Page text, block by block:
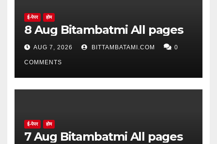
ई-पेपर होम
8 Aug Bitambatmi All pages
AUG 7, 2026 BITTAMBATAMI.COM 0
COMMENTS
ई-पेपर होम
7 Aug Bitambatmi All pages